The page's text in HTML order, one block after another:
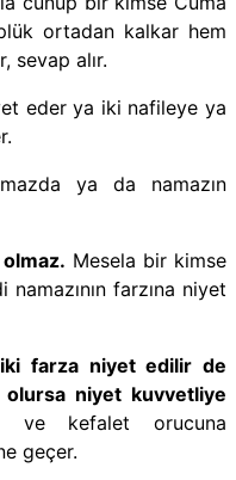
ortadan kalkar hem
sevap alır.
eder ya iki nafileye ya
ya da namazın
Mesela bir kimse
farzına niyet
iki farza niyet edilir de
niyet kuvvetliye
ve kefalet orucuna
geçer.